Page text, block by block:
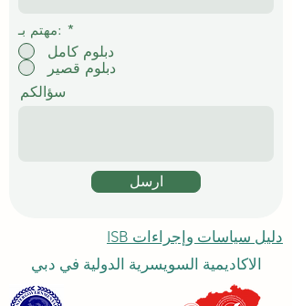
مهتم بـ: *
دبلوم كامل
دبلوم قصير
سؤالكم
ارسل
دليل سياسات وإجراءات ISB
الاكاديمية السويسرية الدولية في دبي